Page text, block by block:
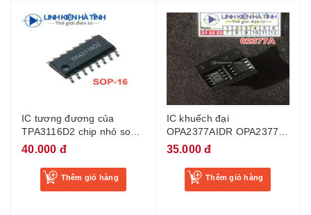
IC tương đương của
TPA3116D2 chip nhỏ sop-
16
40.000 đ
Thêm giỏ hàng
IC khuếch đại
OPA2377AIDR OPA2377
02377A o2377A SOP-8
35.000 đ
Thêm giỏ hàng